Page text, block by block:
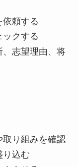
頼する
クする
、志望理由、将
取り組みを確認
り込む